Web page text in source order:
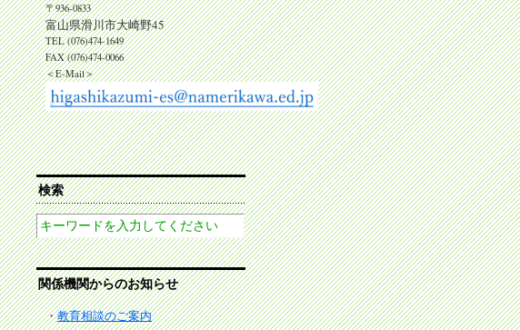
〒936-0833
富山県滑川市大崎野45
TEL (076)474-1649
FAX (076)474-0066
＜E-Mail＞
検索
関係機関からのお知らせ
・教育相談のご案内